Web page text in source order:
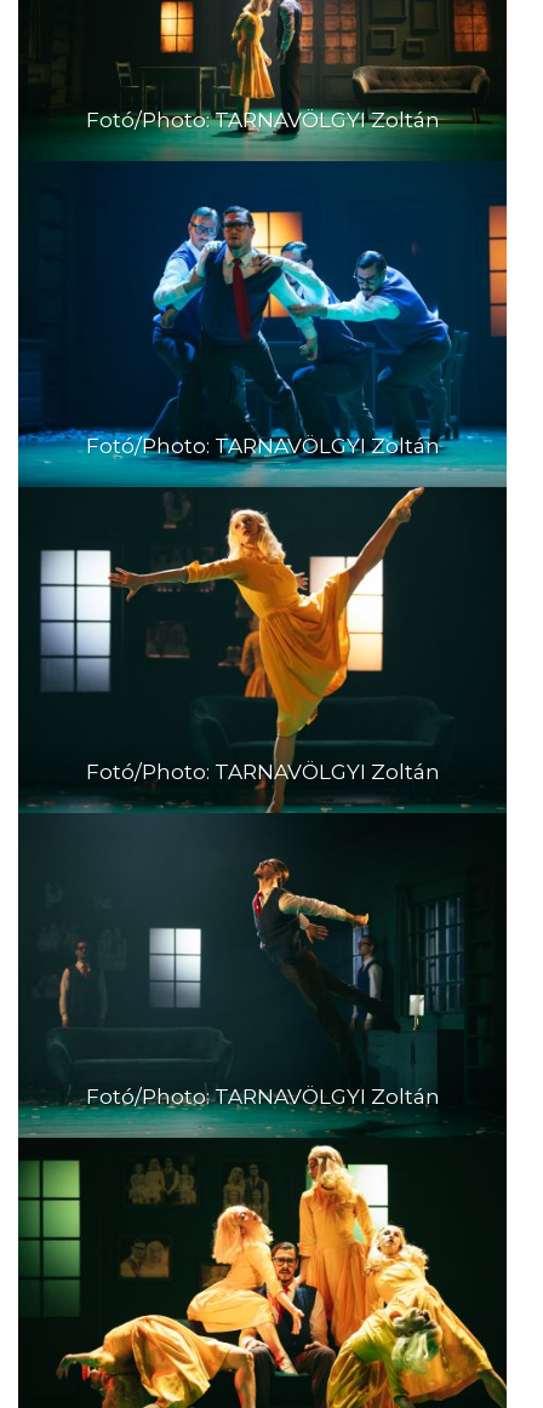
Fotó/Photo: TARNAVÖLGYI Zoltán
Fotó/Photo: TARNAVÖLGYI Zoltán
Fotó/Photo: TARNAVÖLGYI Zoltán
Fotó/Photo: TARNAVÖLGYI Zoltán